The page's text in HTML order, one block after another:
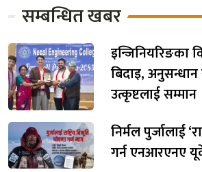
सम्बन्धित खबर
इन्जिनियरिङका
बिदाइ, अनुसन्धान
उत्कृष्टलाई सम्मान
निर्मल पुर्जालाई
गर्न एनआरएनए